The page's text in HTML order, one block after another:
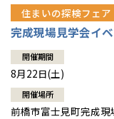
住まいの探検フェア
完成現場見学会イ
開催期間
8月22日(土)
開催場所
前橋市富士見町完成現